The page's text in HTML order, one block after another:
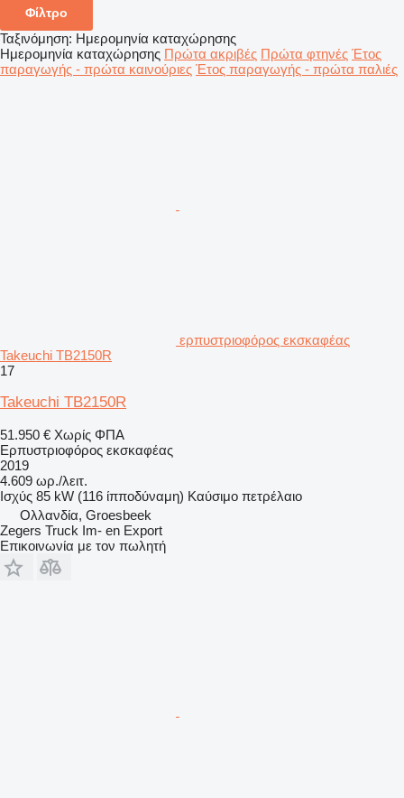
Φίλτρο
Ταξινόμηση: Ημερομηνία καταχώρησης
Ημερομηνία καταχώρησης Πρώτα ακριβές Πρώτα φτηνές Έτος
παραγωγής - πρώτα καινούριες Έτος παραγωγής - πρώτα παλιές
ερπυστριοφόρος εκσκαφέας
Takeuchi TB2150R
17
Takeuchi TB2150R
51.950 € Χωρίς ΦΠΑ
Ερπυστριοφόρος εκσκαφέας
2019
4.609 ωρ./λειτ.
Ισχύς 85 kW (116 ίπποδύναμη) Καύσιμο πετρέλαιο
Ολλανδία, Groesbeek
Zegers Truck Im- en Export
Επικοινωνία με τον πωλητή